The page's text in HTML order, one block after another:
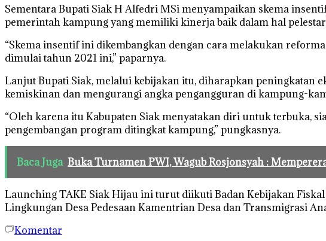
Sementara Bupati Siak H Alfedri MSi menyampaikan skema
pemerintah kampung yang memiliki kinerja baik dalam hal
“Skema insentif ini dikembangkan dengan cara melakukan
dimulai tahun 2021 ini,” paparnya.
Lanjut Bupati Siak, melalui kebijakan itu, diharapkan peningkatan
kemiskinan dan mengurangi angka pengangguran di kampung-
“Oleh karena itu Kabupaten Siak menyatakan diri untuk terbuka,
pengembangan program ditingkat kampung,” pungkasnya.
Baca Juga Buka Turnamen PWI, Wagub Rosjonsyah :
Launching TAKE Siak Hijau ini turut diikuti Badan Kebijakan
Lingkungan Desa Pedesaan Kamentrian Desa dan Transmigrasi
Komentar